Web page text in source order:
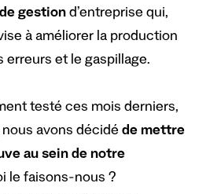
gestion d’entreprise qui,
à améliorer la production
erreurs et le gaspillage.
testé ces mois derniers,
nous avons décidé de mettre
au sein de notre
le faisons-nous ?